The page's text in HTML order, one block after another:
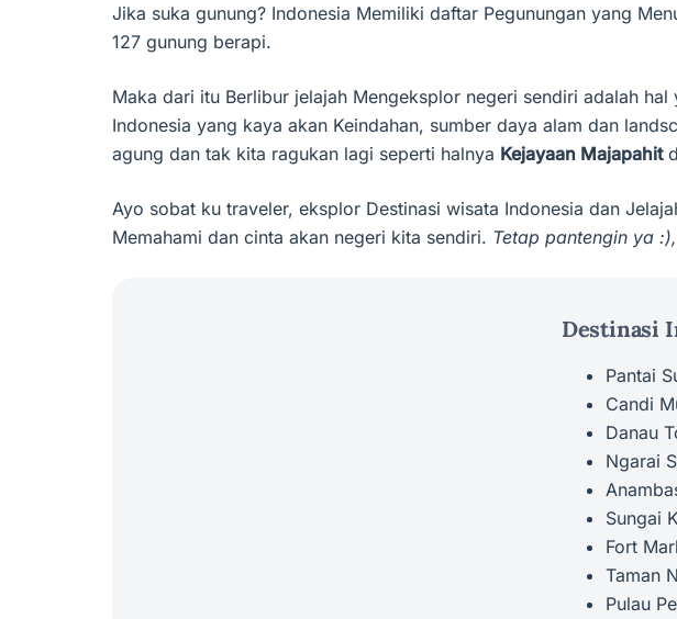
Jika suka gunung? Indonesia Memiliki daftar Pegunungan yang
127 gunung berapi.
Maka dari itu Berlibur jelajah Mengeksplor negeri sendiri adalah
Indonesia yang kaya akan Keindahan, sumber daya alam dan
agung dan tak kita ragukan lagi seperti halnya Kejayaan Majapahit
Ayo sobat ku traveler, eksplor Destinasi wisata Indonesia dan
Memahami dan cinta akan negeri kita sendiri. Tetap pantengin ya
Destinasi
Pantai
Candi
Danau
Ngarai
Sungai
Fort
Taman
Pulau